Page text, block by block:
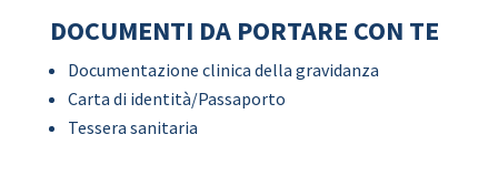
DOCUMENTI DA PORTARE CON TE
Documentazione clinica della gravidanza
Carta di identità/Passaporto
Tessera sanitaria